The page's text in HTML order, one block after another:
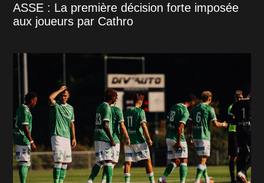
ASSE : La première décision forte imposée
aux joueurs par Cathro